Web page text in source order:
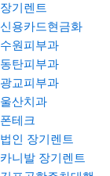
장기렌트
신용카드현금화
수원피부과
동탄피부과
광교피부과
울산치과
폰테크
법인 장기렌트
카니발 장기렌트